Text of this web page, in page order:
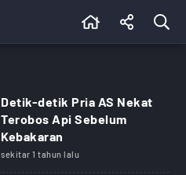
Detik-detik Pria AS Nekat
Terobos Api Sebelum
Kebakaran
sekitar 1 tahun lalu